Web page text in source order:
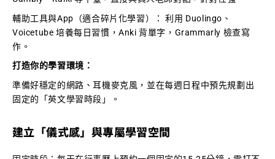
輔助工具與App（適合碎片化學習）： 利用 Duolingo、
Voicetube 培養每日習慣，Anki 背單字，Grammarly 檢查寫
作。
打造你的學習環境：
準備好穩定的網路、耳機麥克風，並在每週日程中預先規劃出
固定的「英文學習時段」。
建立「儀式感」與專屬學習空間